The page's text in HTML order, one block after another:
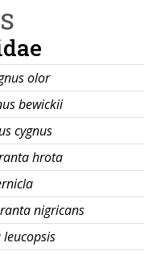
olor
bewickii
cygnus
hrota
nigricans